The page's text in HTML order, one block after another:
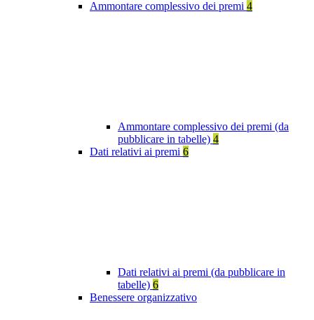
Ammontare complessivo dei premi 4
Ammontare complessivo dei premi (da
pubblicare in tabelle) 4
Dati relativi ai premi 6
Dati relativi ai premi (da pubblicare in
tabelle) 6
Benessere organizzativo